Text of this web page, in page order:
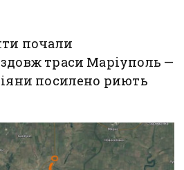
почали
траси Маріуполь —
посилено риють